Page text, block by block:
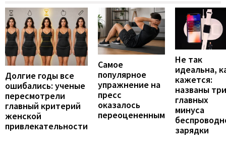
Долгие годы все
ошибались: ученые
пересмотрели
главный критерий
женской
привлекательности
Самое
популярное
упражнение на
пресс
оказалось
переоцененным
Не так
идеальна,
кажется:
названы три
главных
минуса
зарядки